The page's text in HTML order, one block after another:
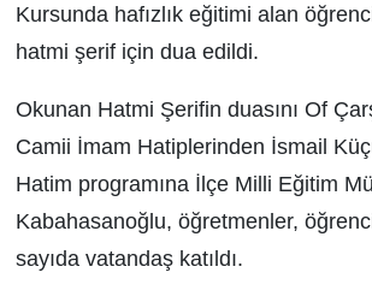
Kursunda hafızlık eğitimi alan
hatmi şerif için dua edildi.
Okunan Hatmi Şerifin duasını Of
Camii İmam Hatiplerinden İsmail
Hatim programına İlçe Milli Eğitim
Kabahasanoğlu, öğretmenler,
sayıda vatandaş katıldı.